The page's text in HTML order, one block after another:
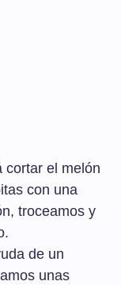
cortar el melón
con una
troceamos y
de un
unas